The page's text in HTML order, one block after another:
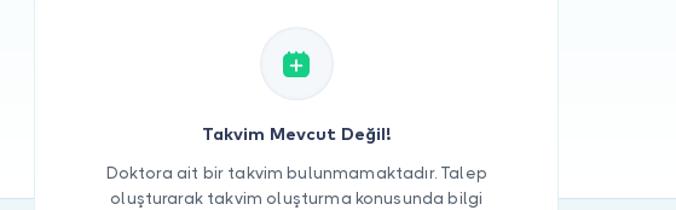
Takvim Mevcut Değil!
Doktora ait bir takvim bulunmamaktadır. Talep
oluşturarak takvim oluşturma konusunda bilgi